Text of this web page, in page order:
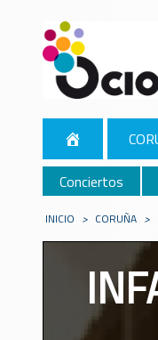
Conciertos
INICIO > CORUÑA >